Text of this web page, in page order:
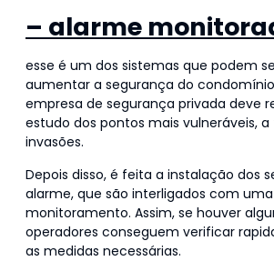
– alarme
esse é um dos sistemas que podem
aumentar a segurança do
empresa de segurança privada deve
estudo dos pontos mais vulneráveis,
invasões.
Depois disso, é feita a instalação dos
alarme, que são interligados com
monitoramento. Assim, se houver
operadores conseguem verificar
as medidas necessárias.